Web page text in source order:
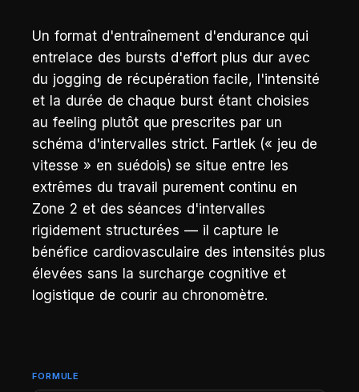
Un format d'entraînement d'endurance qui
entrelace des bursts d'effort plus dur avec
du jogging de récupération facile, l'intensité
et la durée de chaque burst étant choisies
au feeling plutôt que prescrites par un
schéma d'intervalles strict. Fartlek (« jeu de
vitesse » en suédois) se situe entre les
extrêmes du travail purement continu en
Zone 2 et des séances d'intervalles
rigidement structurées — il capture le
bénéfice cardiovasculaire des intensités plus
élevées sans la surcharge cognitive et
logistique de courir au chronomètre.
FORMULE